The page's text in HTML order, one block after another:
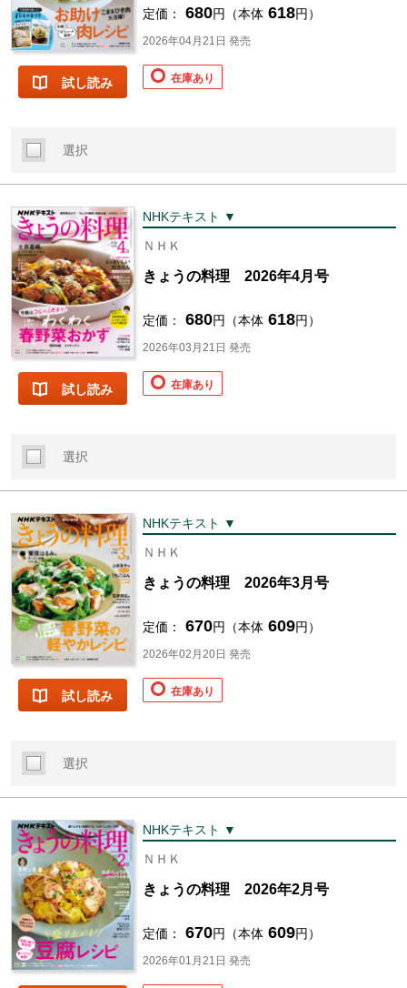
試し読み
定価： 680円（本体 618円）
2026年04月21日 発売
在庫あり
選択
試し読み
NHKテキスト ▼
ＮＨＫ
きょうの料理 2026年4月号
定価： 680円（本体 618円）
2026年03月21日 発売
在庫あり
選択
試し読み
NHKテキスト ▼
ＮＨＫ
きょうの料理 2026年3月号
定価： 670円（本体 609円）
2026年02月20日 発売
在庫あり
選択
NHKテキスト ▼
ＮＨＫ
きょうの料理 2026年2月号
定価： 670円（本体 609円）
2026年01月21日 発売